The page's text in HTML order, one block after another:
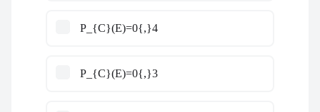
P_{C}(E)=0{,}4
P_{C}(E)=0{,}3